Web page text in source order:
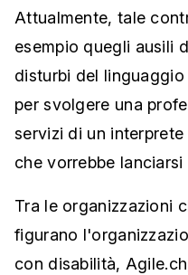
Attualmente, tale
esempio quegli ausili
disturbi del
per svolgere una
servizi di un
che vorrebbe lanciarsi
Tra le organizzazioni
figurano
con disabilità,